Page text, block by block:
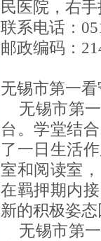
民医院，右
联系电话：
邮政编码：
无锡市第一
无锡市第一
台。学堂结
了一日生活
室和阅读室
在羁押期内
新的积极姿
无锡市第一